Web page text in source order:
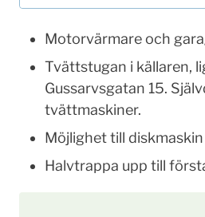
Motorvärmare och
Tvättstugan i källaren,
Gussarvsgatan 15.
tvättmaskiner.
Möjlighet till
Halvtrappa upp till